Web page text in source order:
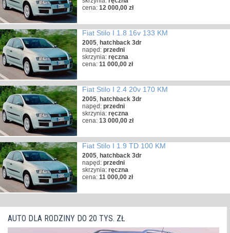
cena: 12 000,00 zł
Fiat Stilo I 1.8 16v 133 KM
2005, hatchback 3dr
napęd: przedni
skrzynia: ręczna
cena: 11 000,00 zł
Fiat Stilo I 2.4 20v 170 KM
2005, hatchback 3dr
napęd: przedni
skrzynia: ręczna
cena: 13 000,00 zł
Fiat Stilo I 1.9 TD 100 KM
2005, hatchback 3dr
napęd: przedni
skrzynia: ręczna
cena: 11 000,00 zł
AUTO DLA RODZINY DO 20 TYS. ZŁ